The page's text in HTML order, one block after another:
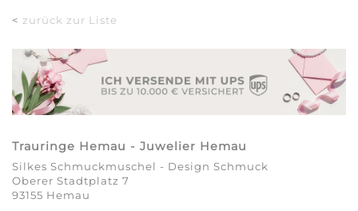
< zurück zur Liste
Trauringe Hemau - Juwelier Hemau
Silkes Schmuckmuschel - Design Schmuck
Oberer Stadtplatz 7
93155 Hemau